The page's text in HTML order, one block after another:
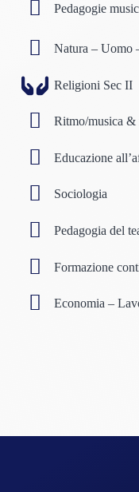
Pedagogie
Natura – Uomo
Religioni Sec II
Ritmo/musica &
Educazione
Sociologia
Pedagogia del
Formazione
Economia –